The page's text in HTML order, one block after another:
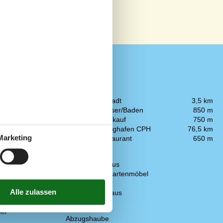
837 m²
Die nächste Stadt
3,5 km
Entf. zum Wasser/Baden
850 m
Entfernung Einkauf
750 m
Entfernung Flughafen CPH
76,5 km
Nächstes Restaurant
650 m
Energiesparhaus
Hochwertige Gartenmöbel
Nahe am Meer
Rauchfreies Haus
Abzugshaube